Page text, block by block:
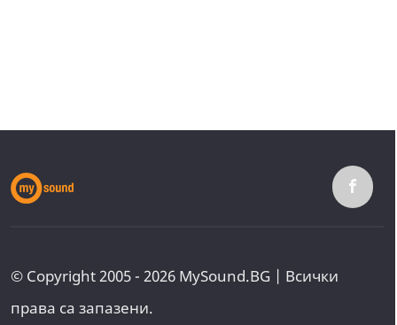
© Copyright 2005 - 2026 MySound.BG | Всички
права са запазени.